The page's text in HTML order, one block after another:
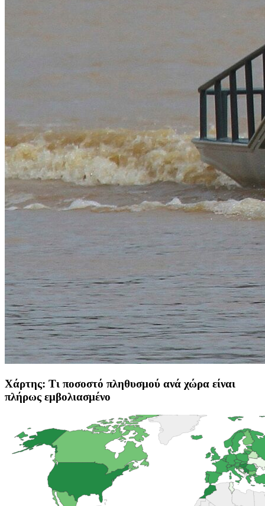
Χάρτης: Τι ποσοστό πληθυσμού ανά χώρα είναι
πλήρως εμβολιασμένο